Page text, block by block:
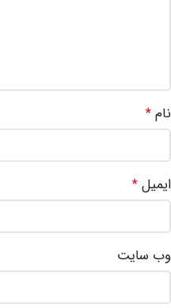
نام *
ایمیل *
وب‌ سایت